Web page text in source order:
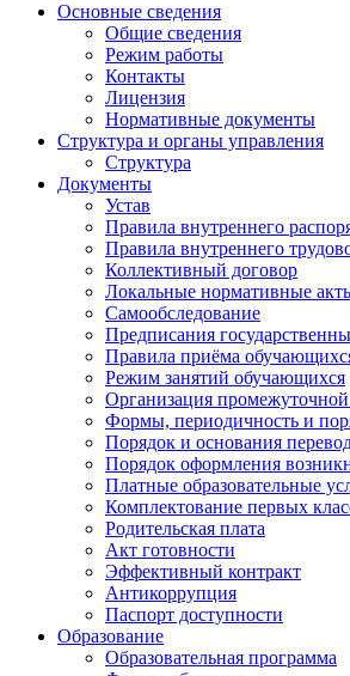
Основные сведения
Общие сведения
Режим работы
Контакты
Лицензия
Нормативные документы
Структура и органы управления
Структура
Документы
Устав
Правила внутреннего
Правила внутреннего
Коллективный договор
Локальные нормативные
Самообследование
Предписания
Правила приёма
Режим занятий обучающихся
Организация промежуточной
Формы, периодичность и
Порядок и основания
Порядок оформления
Платные образовательные
Комплектование первых
Родительская плата
Акт готовности
Эффективный контракт
Антикоррупция
Паспорт доступности
Образование
Образовательная программа